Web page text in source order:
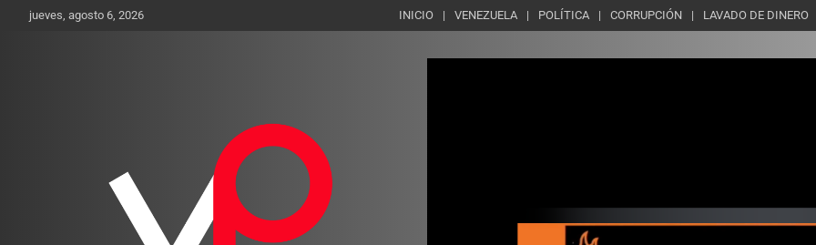
Saltarjueves, agosto 6, 2026 INICIO VENEZUELA POLÍTICA CORRUPCIÓN LAVADO DE DINERO